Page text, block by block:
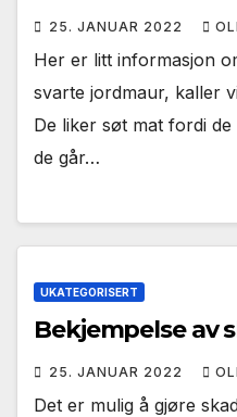
25. JANUAR 2022
Her er litt informasjon
svarte jordmaur, kaller
De liker søt mat fordi
de går…
UKATEGORISERT
Bekjempelse av
25. JANUAR 2022
Det er mulig å gjøre